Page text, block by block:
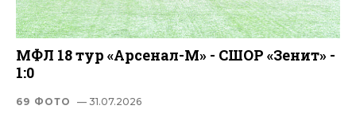
МФЛ 18 тур «Арсенал-М» - СШОР «Зенит» -
1:0
69 ФОТО — 31.07.2026